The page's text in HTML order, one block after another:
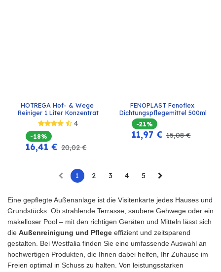
HOTREGA Hof- & Wege
Reiniger 1 Liter Konzentrat
4
-18%
16,41 € 20,02€
FENOPLAST Fenoflex
Dichtungspflegemittel 500ml
-21%
11,97€ 15,08€
1 2 3 4 5
Eine gepflegte Außenanlage ist die Visitenkarte jedes Hauses und
Grundstücks. Ob strahlende Terrasse, saubere Gehwege oder ein
makelloser Pool – mit den richtigen Geräten und Mitteln lässt sich
die Außenreinigung und Pflege effizient und zeitsparend
gestalten. Bei Westfalia finden Sie eine umfassende Auswahl an
hochwertigen Produkten, die Ihnen dabei helfen, Ihr Zuhause im
Freien optimal in Schuss zu halten. Von leistungsstarken